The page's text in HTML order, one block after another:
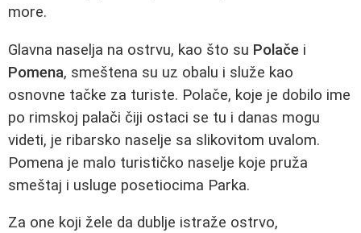
more.
Glavna naselja na ostrvu, kao što su Polače i
Pomena, smeštena su uz obalu i služe kao
osnovne tačke za turiste. Polače, koje je dobilo ime
po rimskoj palači čiji ostaci se tu i danas mogu
videti, je ribarsko naselje sa slikovitom uvalom.
Pomena je malo turističko naselje koje pruža
smeštaj i usluge posetiocima Parka.
Za one koji žele da dublje istraže ostrvo,